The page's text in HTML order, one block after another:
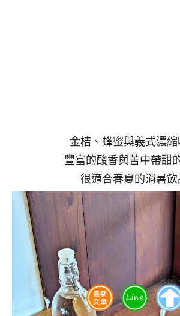
金桔、蜂蜜與義式濃縮
豐富的酸香與苦中帶甜
很適合春夏的消暑飲